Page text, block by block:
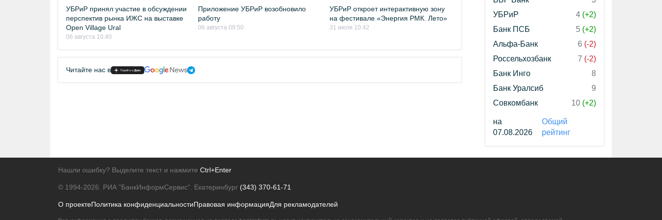
УБРиР принял участие в обсуждении
перспектив рынка ИЖС на выставке
Open Village Ural
06 августа 10:40
Приложение УБРиР возобновило
работу
06 августа 09:50
УБРиР откроет интерактивную зону
на фестивале «Энергия РМК. Лето»
31 июля 10:42
Читайте нас в
УБРиР
4 (+2)
Банк ПСБ
5 (+2)
Альфа-Банк
6 (-2)
Россельхозбанк
7 (-2)
Банк Инго
8
Банк Уралсиб
9
Совкомбанк
10 (+2)
на
07.08.2026
Общий
рейтинг
Нашли ошибку? Выделите текст и нажмите Ctrl+Enter
© 1994-2026. РИА "БанкИнформСервис". Екатеринбург (343) 370-61-71
О проектеПолитика конфиденциальностиПравовая информацияДля рекламодателей